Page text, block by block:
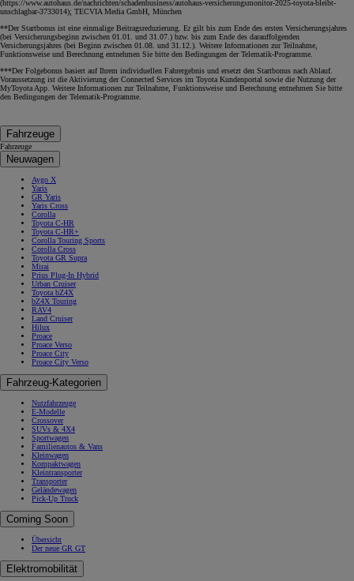
(https://www.autohaus.de/nachrichten/schadenbusiness/autohaus-versicherungsmonitor-2025-toyota-bleibt-
unschlagbar-3733014); TECVIA Media GmbH, München
**Der Startbonus ist eine einmalige Beitragsreduzierung. Er gilt bis zum Ende des ersten Versicherungsjahres
(bei Versicherungsbeginn zwischen 01.01. und 31.07.) bzw. bis zum Ende des darauffolgenden
Versicherungsjahres (bei Beginn zwischen 01.08. und 31.12.). Weitere Informationen zur Teilnahme,
Funktionsweise und Berechnung entnehmen Sie bitte den Bedingungen der Telematik-Programme.
***Der Folgebonus basiert auf Ihrem individuellen Fahrergebnis und ersetzt den Startbonus nach Ablauf.
Voraussetzung ist die Aktivierung der Connected Services im Toyota Kundenportal sowie die Nutzung der
MyToyota App. Weitere Informationen zur Teilnahme, Funktionsweise und Berechnung entnehmen Sie bitte
den Bedingungen der Telematik-Programme.
Fahrzeuge
Fahrzeuge
Neuwagen
Aygo X
Yaris
GR Yaris
Yaris Cross
Corolla
Toyota C-HR
Toyota C-HR+
Corolla Touring Sports
Corolla Cross
Toyota GR Supra
Mirai
Prius Plug-In Hybrid
Urban Cruiser
Toyota bZ4X
bZ4X Touring
RAV4
Land Cruiser
Hilux
Proace
Proace Verso
Proace City
Proace City Verso
Fahrzeug-Kategorien
Nutzfahrzeuge
E-Modelle
Crossover
SUVs & 4X4
Sportwagen
Familienautos & Vans
Kleinwagen
Kompaktwagen
Kleintransporter
Transporter
Geländewagen
Pick-Up Truck
Coming Soon
Übersicht
Der neue GR GT
Elektromobilität